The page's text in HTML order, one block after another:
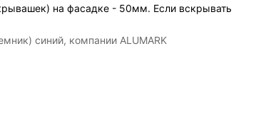
на фасадке - 50мм. Если вскрывать
синий, компании ALUMARK